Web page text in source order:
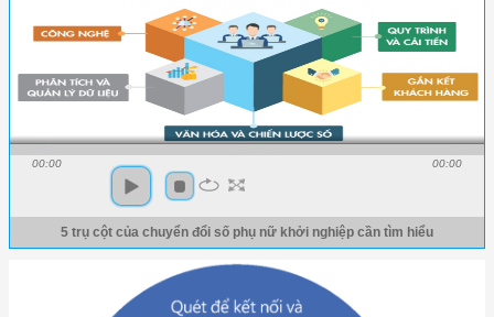
00:00 00:00
5 trụ cột của chuyển đổi số phụ nữ khởi nghiệp cần tìm hiểu